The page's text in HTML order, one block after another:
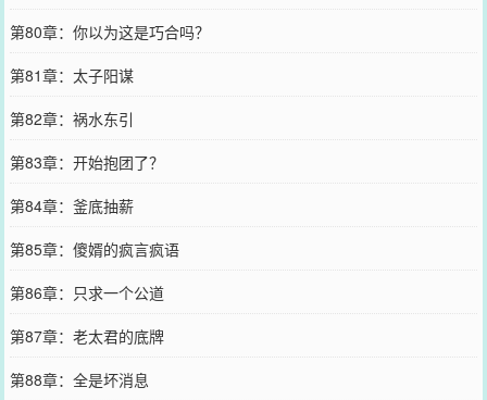
第80章：你以为这是巧合吗？
第81章：太子阳谋
第82章：祸水东引
第83章：开始抱团了？
第84章：釜底抽薪
第85章：傻婿的疯言疯语
第86章：只求一个公道
第87章：老太君的底牌
第88章：全是坏消息